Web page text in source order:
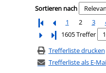
Zu den Suchfiltern
Sortieren nach
1
2 3
Letzte Seite
1605 Treffer
Trefferliste drucken
Trefferliste als E-